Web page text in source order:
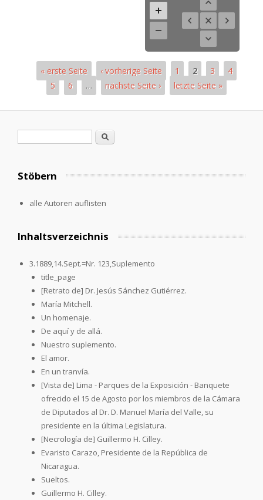
« erste Seite ‹ vorherige Seite 1 2 3
4
5
6 … nächste Seite › letzte Seite »
Search
Stöbern
alle Autoren auflisten
Inhaltsverzeichnis
3.1889,14.Sept.=Nr. 123,Suplemento
title_page
[Retrato de] Dr. Jesús Sánchez Gutiérrez.
María Mitchell.
Un homenaje.
De aquí y de allá.
Nuestro suplemento.
El amor.
En un tranvía.
[Vista de] Lima - Parques de la Exposición - Banquete
ofrecido el 15 de Agosto por los miembros de la Cámara
de Diputados al Dr. D. Manuel María del Valle, su
presidente en la última Legislatura.
[Necrología de] Guillermo H. Cilley.
Evaristo Carazo, Presidente de la República de
Nicaragua.
Sueltos.
Guillermo H. Cilley.